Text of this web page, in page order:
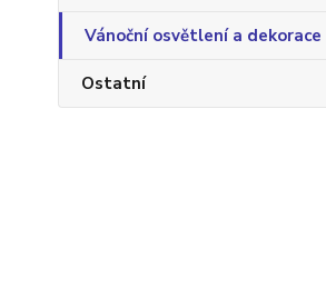
Vánoční osvětlení a dekorace
Ostatní